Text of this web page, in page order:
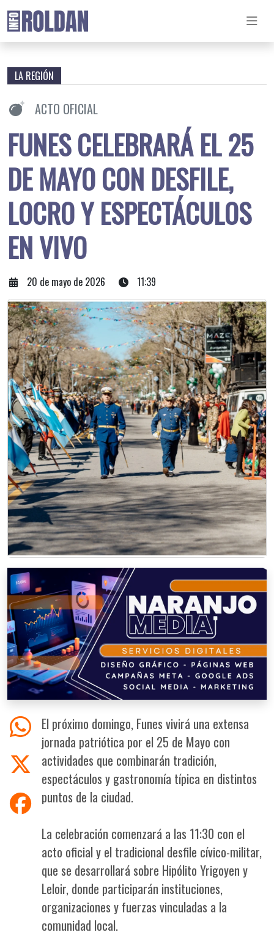
LA REGIÓN
ACTO OFICIAL
FUNES CELEBRARÁ EL 25
DE MAYO CON DESFILE,
LOCRO Y ESPECTÁCULOS
EN VIVO
20 de mayo de 2026 11:39
El próximo domingo, Funes vivirá una extensa
jornada patriótica por el 25 de Mayo con
actividades que combinarán tradición,
espectáculos y gastronomía típica en distintos
puntos de la ciudad.
La celebración comenzará a las 11:30 con el
acto oficial y el tradicional desfile cívico-militar,
que se desarrollará sobre Hipólito Yrigoyen y
Leloir, donde participarán instituciones,
organizaciones y fuerzas vinculadas a la
comunidad local.